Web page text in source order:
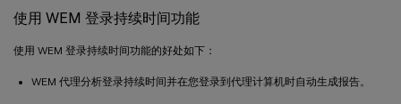
使用 WEM 登录持续时间功能
使用 WEM 登录持续时间功能的好处如下：
WEM 代理分析登录持续时间并在您登录到代理计算机时自动生成报告。